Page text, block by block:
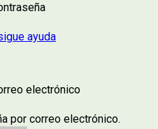
ayuda
electrónico
por correo electrónico.